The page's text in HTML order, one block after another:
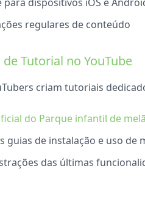
regulares de conteúdo
de Tutorial no YouTube
criam tutoriais
do Parque infantil de
guias de instalação e uso de
das últimas